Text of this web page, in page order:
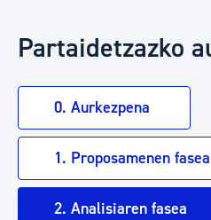
Partaidetzazko
0. Aurkezpena
1. Proposamenen fasea
2. Analisiaren fasea